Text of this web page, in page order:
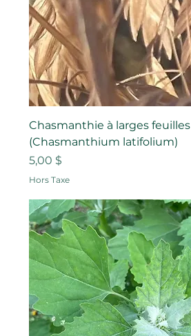
Chasmanthie à larges feuilles
(Chasmanthium latifolium)
Prix
5,00 $
Hors Taxe